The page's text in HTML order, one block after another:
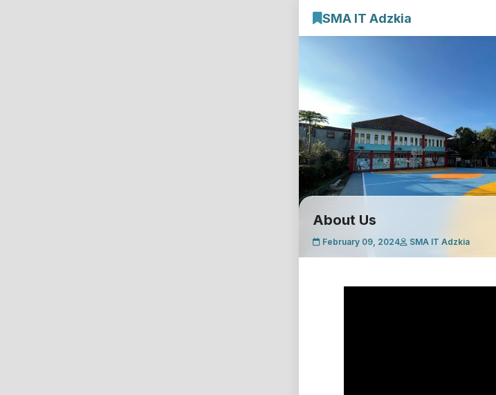
SMA IT Adzkia
E-Learning
Galeri Kegiatan
Cari Artikel
About Us
February 09, 2024 SMA IT Adzkia